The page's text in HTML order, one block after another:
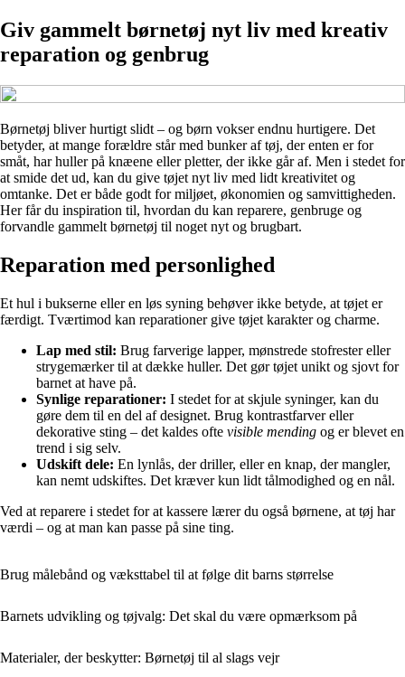
Giv gammelt børnetøj nyt liv med kreativ
reparation og genbrug
Børnetøj bliver hurtigt slidt – og børn vokser endnu hurtigere. Det
betyder, at mange forældre står med bunker af tøj, der enten er for
småt, har huller på knæene eller pletter, der ikke går af. Men i stedet for
at smide det ud, kan du give tøjet nyt liv med lidt kreativitet og
omtanke. Det er både godt for miljøet, økonomien og samvittigheden.
Her får du inspiration til, hvordan du kan reparere, genbruge og
forvandle gammelt børnetøj til noget nyt og brugbart.
Reparation med personlighed
Et hul i bukserne eller en løs syning behøver ikke betyde, at tøjet er
færdigt. Tværtimod kan reparationer give tøjet karakter og charme.
Lap med stil: Brug farverige lapper, mønstrede stofrester eller
strygemærker til at dække huller. Det gør tøjet unikt og sjovt for
barnet at have på.
Synlige reparationer: I stedet for at skjule syninger, kan du
gøre dem til en del af designet. Brug kontrastfarver eller
dekorative sting – det kaldes ofte visible mending og er blevet en
trend i sig selv.
Udskift dele: En lynlås, der driller, eller en knap, der mangler,
kan nemt udskiftes. Det kræver kun lidt tålmodighed og en nål.
Ved at reparere i stedet for at kassere lærer du også børnene, at tøj har
værdi – og at man kan passe på sine ting.
Brug målebånd og væksttabel til at følge dit barns størrelse
Barnets udvikling og tøjvalg: Det skal du være opmærksom på
Materialer, der beskytter: Børnetøj til al slags vejr